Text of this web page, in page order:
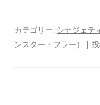
カテゴリー: シナジェテ
ンスター・フラー）
|